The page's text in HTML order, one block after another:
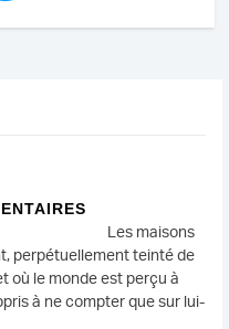
Les maisons
perpétuellement teinté de
où le monde est perçu à
à ne compter que sur lui-